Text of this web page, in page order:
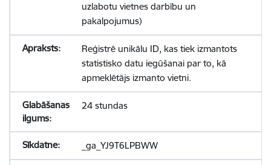
uzlabotu vietnes darbību un
pakalpojumus)
Reģistrē unikālu ID, kas tiek izmantots
statistisko datu iegūšanai par to, kā
apmeklētājs izmanto vietni.
24 stundas
_ga_YJ9T6LPBWW